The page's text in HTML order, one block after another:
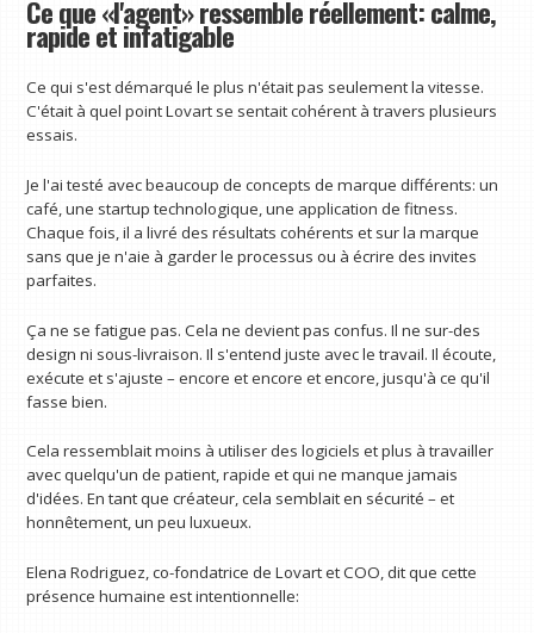
Ce que «l'agent» ressemble réellement: calme,
rapide et infatigable
Ce qui s'est démarqué le plus n'était pas seulement la vitesse.
C'était à quel point Lovart se sentait cohérent à travers plusieurs
essais.
Je l'ai testé avec beaucoup de concepts de marque différents: un
café, une startup technologique, une application de fitness.
Chaque fois, il a livré des résultats cohérents et sur la marque
sans que je n'aie à garder le processus ou à écrire des invites
parfaites.
Ça ne se fatigue pas. Cela ne devient pas confus. Il ne sur-des
design ni sous-livraison. Il s'entend juste avec le travail. Il écoute,
exécute et s'ajuste – encore et encore et encore, jusqu'à ce qu'il
fasse bien.
Cela ressemblait moins à utiliser des logiciels et plus à travailler
avec quelqu'un de patient, rapide et qui ne manque jamais
d'idées. En tant que créateur, cela semblait en sécurité – et
honnêtement, un peu luxueux.
Elena Rodriguez, co-fondatrice de Lovart et COO, dit que cette
présence humaine est intentionnelle: